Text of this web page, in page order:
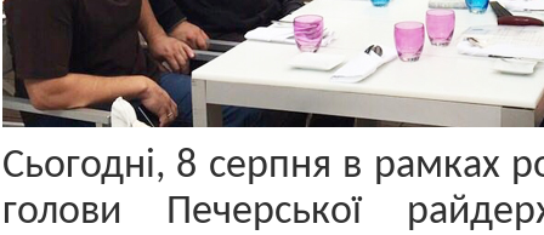
Сьогодні, 8 серпня в рамках
голови Печерської